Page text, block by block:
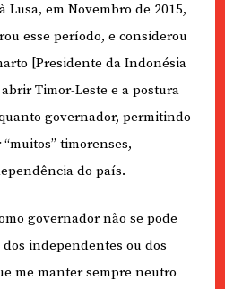
em Novembro de 2015,
esse período, e considerou
[Presidente da Indonésia
Timor-Leste e a postura
governador, permitindo
timorenses,
do país.
governador não se pode
independentes ou dos
me manter sempre neutro